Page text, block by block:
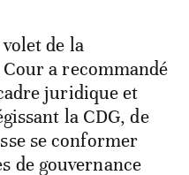
de la
a recommandé
juridique et
la CDG, de
se conformer
de gouvernance